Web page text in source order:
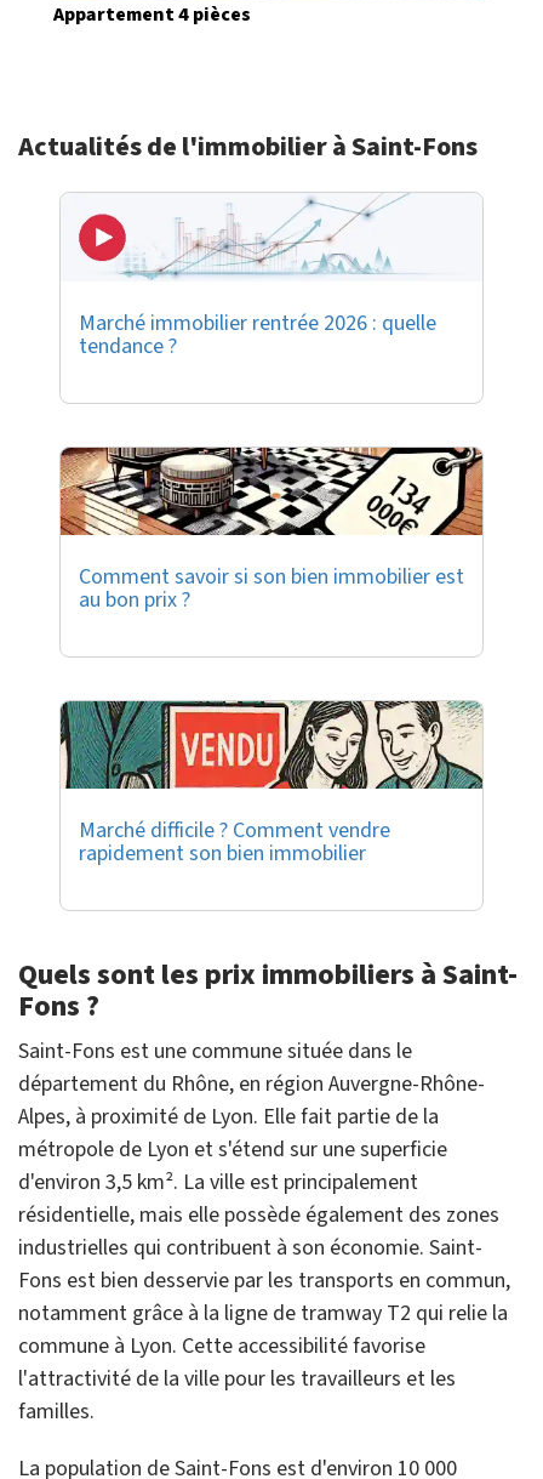
Appartement 4 pièces
Actualités de l'immobilier à Saint-Fons
Marché immobilier rentrée 2026 : quelle
tendance ?
Comment savoir si son bien immobilier est
au bon prix ?
Marché difficile ? Comment vendre
rapidement son bien immobilier
Quels sont les prix immobiliers à Saint-
Fons ?
Saint-Fons est une commune située dans le
département du Rhône, en région Auvergne-Rhône-
Alpes, à proximité de Lyon. Elle fait partie de la
métropole de Lyon et s'étend sur une superficie
d'environ 3,5 km². La ville est principalement
résidentielle, mais elle possède également des zones
industrielles qui contribuent à son économie. Saint-
Fons est bien desservie par les transports en commun,
notamment grâce à la ligne de tramway T2 qui relie la
commune à Lyon. Cette accessibilité favorise
l'attractivité de la ville pour les travailleurs et les
familles.
La population de Saint-Fons est d'environ 10 000